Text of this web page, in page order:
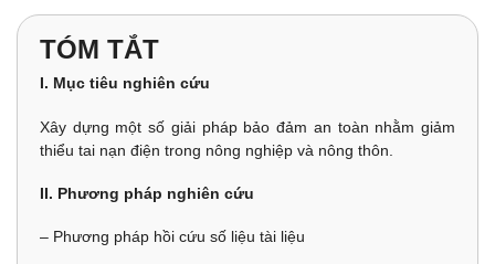
TÓM TẮT
I. Mục tiêu nghiên cứu
Xây dựng một số giải pháp bảo đảm an toàn nhằm giảm
thiểu tai nạn điện trong nông nghiệp và nông thôn.
II. Phương pháp nghiên cứu
– Phương pháp hồi cứu số liệu tài liệu